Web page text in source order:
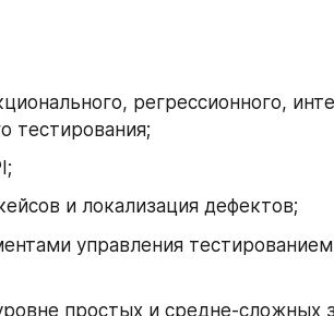
регрессионного,
тестирования;
и локализация дефектов;
управления
простых и средне-сложных